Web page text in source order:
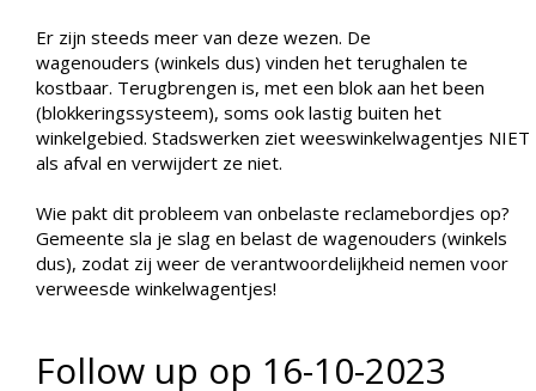
Er zijn steeds meer van deze wezen. De
wagenouders (winkels dus) vinden het terughalen te
kostbaar. Terugbrengen is, met een blok aan het been
(blokkeringssysteem), soms ook lastig buiten het
winkelgebied. Stadswerken ziet weeswinkelwagentjes NIET
als afval en verwijdert ze niet.
Wie pakt dit probleem van onbelaste reclamebordjes op?
Gemeente sla je slag en belast de wagenouders (winkels
dus), zodat zij weer de verantwoordelijkheid nemen voor
verweesde winkelwagentjes!
Follow up op 16-10-2023